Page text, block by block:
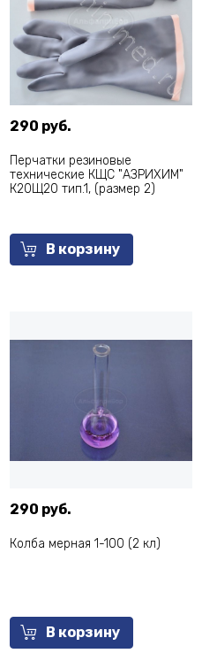
290 руб.
Перчатки резиновые
технические КЩС "АЗРИХИМ"
К20Щ20 тип.1, (размер 2)
В корзину
290 руб.
Колба мерная 1-100 (2 кл)
В корзину